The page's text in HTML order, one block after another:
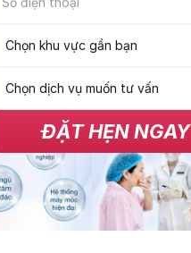
ĐẶT HẸN NGAY